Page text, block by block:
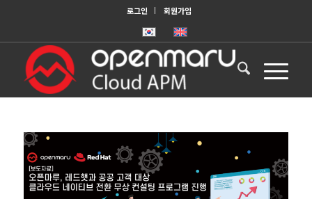
로그인 회원가입